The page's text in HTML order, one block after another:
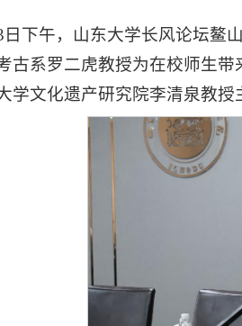
日下午，山东大学长风论坛鳌
古系罗二虎教授为在校师生
学文化遗产研究院李清泉教授